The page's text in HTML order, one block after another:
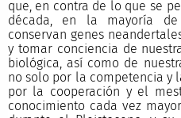
que, en contra de lo que se
década, en la mayoría
conservan genes
y tomar conciencia de
biológica, así como de
no solo por la competencia y
por la cooperación y el
conocimiento cada vez